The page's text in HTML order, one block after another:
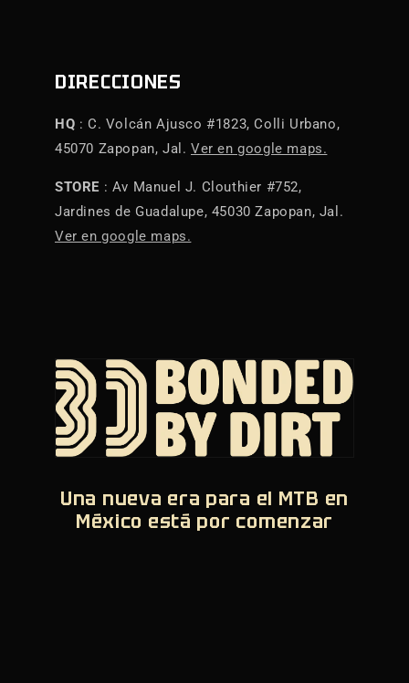
DIRECCIONES
HQ : C. Volcán Ajusco #1823, Colli Urbano,
45070 Zapopan, Jal. Ver en google maps.
STORE : Av Manuel J. Clouthier #752,
Jardines de Guadalupe, 45030 Zapopan, Jal.
Ver en google maps.
Una nueva era para el MTB en
México está por comenzar